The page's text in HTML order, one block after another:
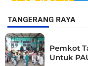
TANGERANG RAYA
Pemkot
Untuk